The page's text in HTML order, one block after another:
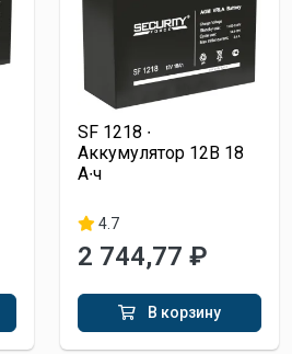
SF 1218 ∙
Аккумулятор 12В 18
А∙ч
4.7
2 744,77 ₽
В корзину